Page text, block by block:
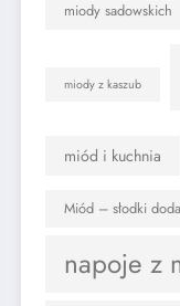
miody sadowskich
miody z kaszub
miód i kuchnia
Miód – słodki
napoje z